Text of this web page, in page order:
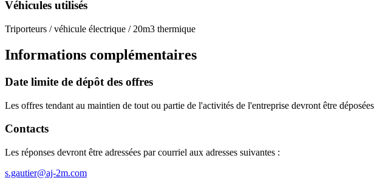
Véhicules utilisés
Triporteurs / véhicule électrique / 20m3 thermique
Informations complémentaires
Date limite de dépôt des offres
Les offres tendant au maintien de tout ou partie de l'activités de l'entreprise devront être
Contacts
Les réponses devront être adressées par courriel aux adresses suivantes :
s.gautier@aj-2m.com